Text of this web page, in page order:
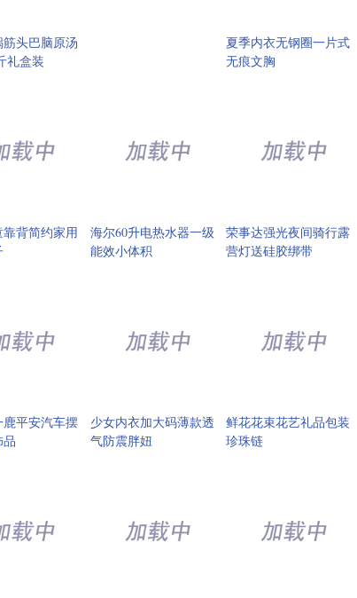
头巴脑原汤
礼盒装
夏季内衣无钢圈一片式
无痕文胸
靠背简约家用
海尔60升电热水器一级
能效小体积
荣事达强光夜间骑行露
营灯送硅胶绑带
平安汽车摆
品
少女内衣加大码薄款透
气防震胖妞
鲜花花束花艺礼品包装
珍珠链